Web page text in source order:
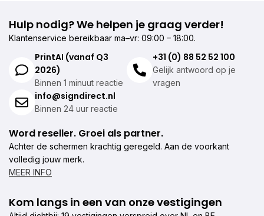
Hulp nodig? We helpen je graag verder!
Klantenservice bereikbaar ma–vr: 09:00 – 18:00.
PrintAI (vanaf Q3
2026)
Binnen 1 minuut reactie
+31 (0) 88 52 52 100
Gelijk antwoord op je
vragen
info@signdirect.nl
Binnen 24 uur reactie
Word reseller. Groei als partner.
Achter de schermen krachtig geregeld. Aan de voorkant
volledig jouw merk.
MEER INFO
Kom langs in een van onze vestigingen